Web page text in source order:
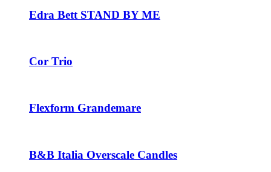
Edra Bett STAND BY ME
Cor Trio
Flexform Grandemare
B&B Italia Overscale Candles